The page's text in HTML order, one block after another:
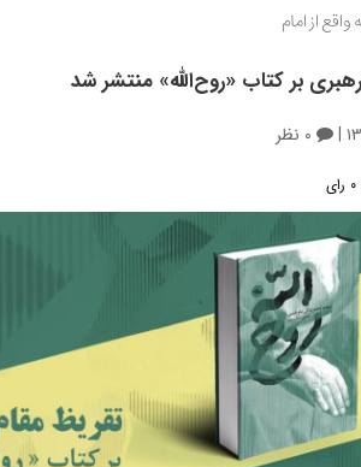
از امام
بر کتاب «روح‌الله» منتشر شد
| ۰ نظر